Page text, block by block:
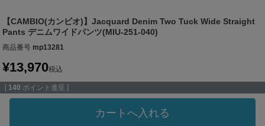
【CAMBIO(カンビオ)】Jacquard Denim Two Tuck Wide Straight
Pants デニムワイドパンツ(MIU-251-040)
商品番号 mp13281
¥13,970税込
[ 140 ポイント進呈 ]
カートへ入れる